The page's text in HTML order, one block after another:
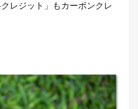
レジット」もカーボンクレ